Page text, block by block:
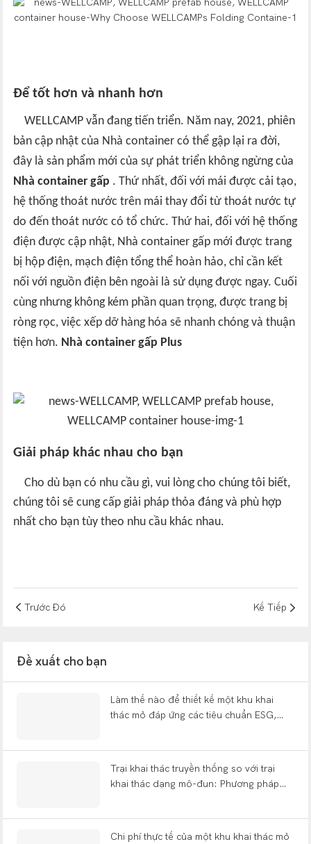
Để tốt hơn và nhanh hơn
WELLCAMP vẫn đang tiến triển. Năm nay, 2021, phiên
bản cập nhật của Nhà container có thể gập lại ra đời,
đây là sản phẩm mới của sự phát triển không ngừng của
Nhà container gấp . Thứ nhất, đối với mái được cải tạo,
hệ thống thoát nước trên mái thay đổi từ thoát nước tự
do đến thoát nước có tổ chức. Thứ hai, đối với hệ thống
điện được cập nhật, Nhà container gấp mới được trang
bị hộp điện, mạch điện tổng thể hoàn hảo, chỉ cần kết
nối với nguồn điện bên ngoài là sử dụng được ngay. Cuối
cùng nhưng không kém phần quan trọng, được trang bị
ròng rọc, việc xếp dỡ hàng hóa sẽ nhanh chóng và thuận
tiện hơn. Nhà container gấp Plus
Giải pháp khác nhau cho bạn
Cho dù bạn có nhu cầu gì, vui lòng cho chúng tôi biết,
chúng tôi sẽ cung cấp giải pháp thỏa đáng và phù hợp
nhất cho bạn tùy theo nhu cầu khác nhau.
Trước Đó Kế Tiếp
Đề xuất cho bạn
Làm thế nào để thiết kế một khu khai
thác mỏ đáp ứng các tiêu chuẩn ESG,
Trại khai thác truyền thống so với trại
khai thác dạng mô-đun: Phương pháp
Chi phí thực tế của một khu khai thác mỏ